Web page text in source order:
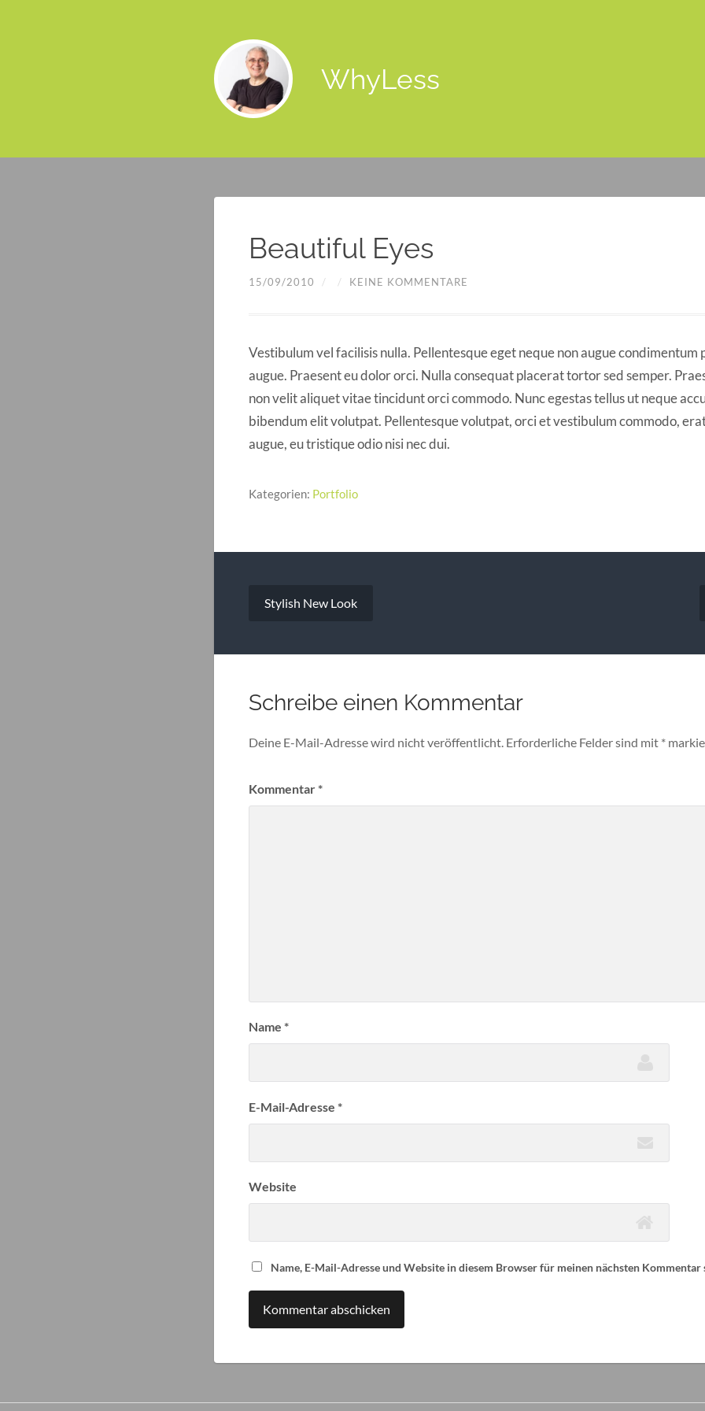
WhyLess
Beautiful Eyes
15/09/2010 / / KEINE KOMMENTARE
Vestibulum vel facilisis nulla. Pellentesque eget neque non augue condimentum
augue. Praesent eu dolor orci. Nulla consequat placerat tortor sed semper.
non velit aliquet vitae tincidunt orci commodo. Nunc egestas tellus ut neque
bibendum elit volutpat. Pellentesque volutpat, orci et vestibulum commodo,
augue, eu tristique odio nisi nec dui.
Kategorien: Portfolio
Stylish New Look
Schreibe einen Kommentar
Deine E-Mail-Adresse wird nicht veröffentlicht. Erforderliche Felder sind mit *
Kommentar*
Name *
E-Mail-Adresse *
Website
Name, E-Mail-Adresse und Website in diesem Browser für meinen nächsten Kommentar